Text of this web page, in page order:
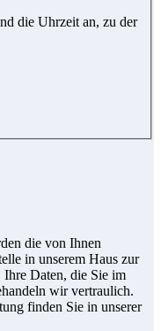
die Uhrzeit an, zu der
die von Ihnen
in unserem Haus zur
Daten, die Sie im
wir vertraulich.
finden Sie in unserer